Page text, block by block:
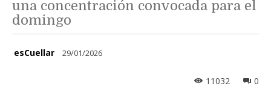
una concentración convocada para el
domingo
esCuellar 29/01/2026
0
11032